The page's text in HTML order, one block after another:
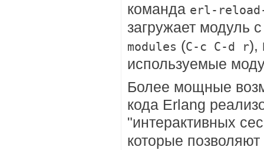
команда erl-reload-
загружает модуль
modules (C-c C-d r),
используемые
Более мощные
кода Erlang
"интерактивных
которые